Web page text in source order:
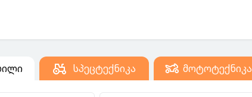
სპეცტექნიკა მოტოტექნიკა